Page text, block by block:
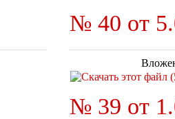
№ 40 от
№ 39 от